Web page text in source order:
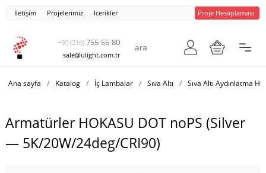
İletişim Projelerimiz Icerikler Proje Hesaplaması
+90 (216) 755-55-80
sale@ulight.com.tr
Ana sayfa / Katalog / İç Lambalar / Sıva Altı / Sıva Altı Aydınlatma
Armatürler HOKASU DOT noPS (Silver
— 5K/20W/24deg/CRI90)